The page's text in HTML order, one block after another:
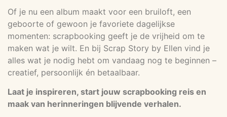
Of je nu een album maakt voor een bruiloft, een
geboorte of gewoon je favoriete dagelijkse
momenten: scrapbooking geeft je de vrijheid om te
maken wat je wilt. En bij Scrap Story by Ellen vind je
alles wat je nodig hebt om vandaag nog te beginnen –
creatief, persoonlijk én betaalbaar.
Laat je inspireren, start jouw scrapbooking reis en
maak van herinneringen blijvende verhalen.